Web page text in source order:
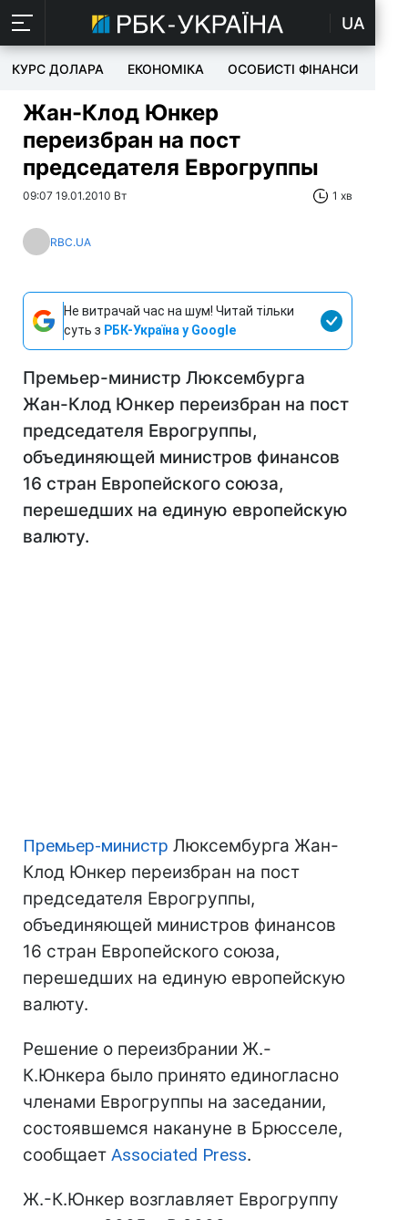
UA
КУРС ДОЛАРА ЕКОНОМІКА ОСОБИСТІ ФІНАНСИ
Жан-Клод Юнкер
переизбран на пост
председателя Еврогруппы
09:07 19.01.2010 Вт 1 хв
RBC.UA
Не витрачай час на шум! Читай тільки
суть з РБК-Україна у Google
Премьер-министр Люксембурга
Жан-Клод Юнкер переизбран на пост
председателя Еврогруппы,
объединяющей министров финансов
16 стран Европейского союза,
перешедших на единую европейскую
валюту.
Премьер-министр Люксембурга Жан-
Клод Юнкер переизбран на пост
председателя Еврогруппы,
объединяющей министров финансов
16 стран Европейского союза,
перешедших на единую европейскую
валюту.
Решение о переизбрании Ж.-
К.Юнкера было принято единогласно
членами Еврогруппы на заседании,
состоявшемся накануне в Брюсселе,
сообщает Associated Press.
Ж.-К.Юнкер возглавляет Еврогруппу